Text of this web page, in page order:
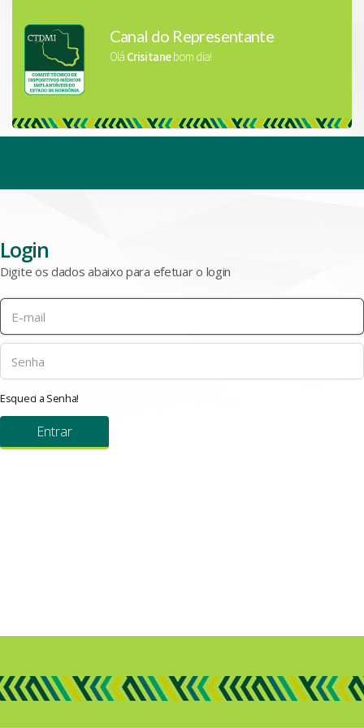
Canal do Representante
Olá Crisitanebom dia!
Login
Digite os dados abaixo para efetuar o login
Esqueci a Senha!